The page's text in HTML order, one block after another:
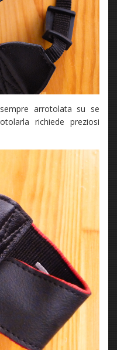
arrotolata su se
richiede preziosi